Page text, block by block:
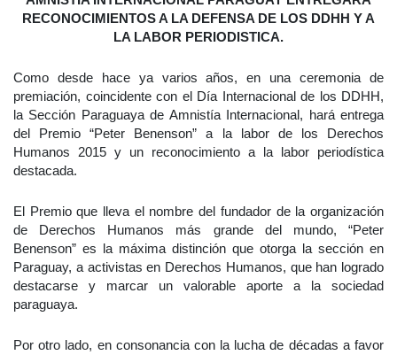
RECONOCIMIENTOS A LA DEFENSA DE LOS DDHH Y A
LA LABOR PERIODISTICA.
Como desde hace ya varios años, en una ceremonia de
premiación, coincidente con el Día Internacional de los DDHH,
la Sección Paraguaya de Amnistía Internacional, hará entrega
del Premio “Peter Benenson” a la labor de los Derechos
Humanos 2015 y un reconocimiento a la labor periodística
destacada.
El Premio que lleva el nombre del fundador de la organización
de Derechos Humanos más grande del mundo, “Peter
Benenson” es la máxima distinción que otorga la sección en
Paraguay, a activistas en Derechos Humanos, que han logrado
destacarse y marcar un valorable aporte a la sociedad
paraguaya.
Por otro lado, en consonancia con la lucha de décadas a favor